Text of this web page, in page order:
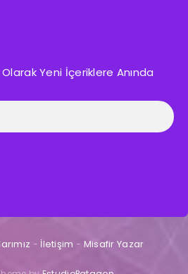
Yeni İçeriklere Anında
- İletişim - Misafir Yazar